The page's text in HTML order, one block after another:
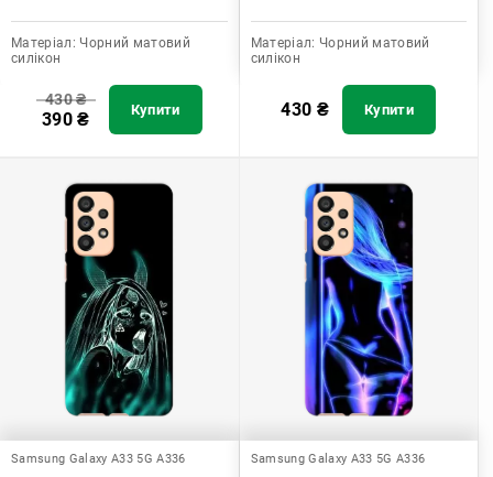
Матеріал: Чорний матовий
силікон
430₴
390₴ Купити
Матеріал: Чорний матовий
силікон
430 ₴ Купити
Samsung Galaxy A33 5G A336 Samsung Galaxy A33 5G A336